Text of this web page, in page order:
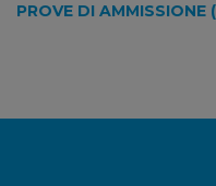
PROVE DI AMMISSIONE